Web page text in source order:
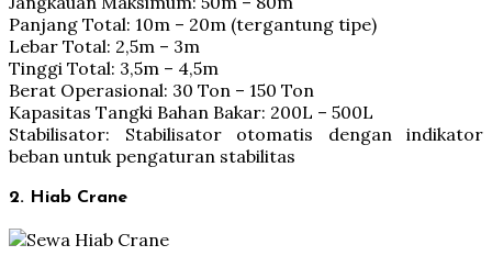
Panjang Total: 10m – 20m (tergantung tipe)
Lebar Total: 2,5m – 3m
Tinggi Total: 3,5m – 4,5m
Berat Operasional: 30 Ton – 150 Ton
Kapasitas Tangki Bahan Bakar: 200L – 500L
Stabilisator: Stabilisator otomatis dengan indikator
beban untuk pengaturan stabilitas
2. Hiab Crane